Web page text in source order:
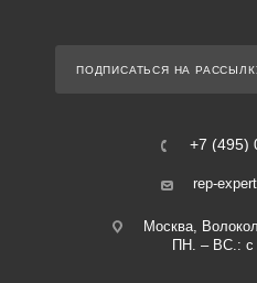
ПОДПИСАТЬСЯ НА
+7 (495)
rep-
Москва,
ПН. – ВС.: с